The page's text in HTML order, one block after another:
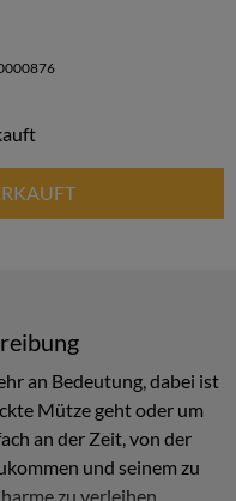
an Bedeutung, dabei ist
Mütze geht oder um
an der Zeit, von der
und seinem zu
zu verleihen.